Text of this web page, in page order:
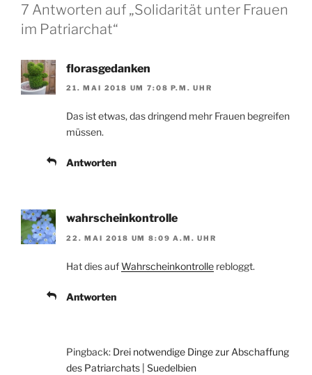
7 Antworten auf „Solidarität unter Frauen
im Patriarchat“
florasgedanken
21. MAI 2018 UM 7:08 P.M. UHR
Das ist etwas, das dringend mehr Frauen begreifen
müssen.
Antworten
wahrscheinkontrolle
22. MAI 2018 UM 8:09 A.M. UHR
Hat dies aufWahrscheinkontrolle rebloggt.
Antworten
Pingback: Drei notwendige Dinge zur Abschaffung
des Patriarchats | Suedelbien